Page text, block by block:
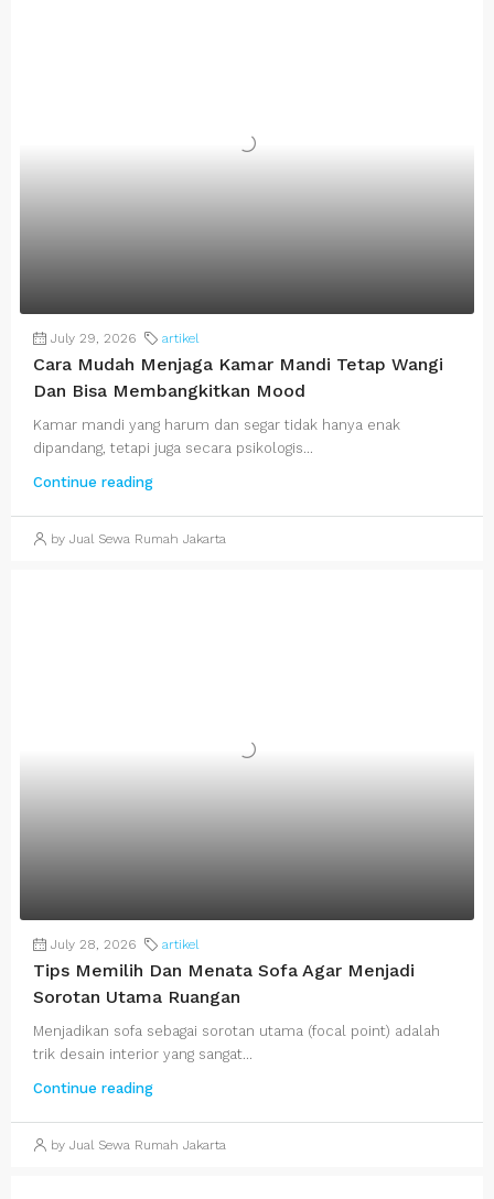
July 29, 2026 artikel
Cara Mudah Menjaga Kamar Mandi Tetap Wangi
Dan Bisa Membangkitkan Mood
Kamar mandi yang harum dan segar tidak hanya enak
dipandang, tetapi juga secara psikologis...
Continue reading
by Jual Sewa Rumah Jakarta
July 28, 2026 artikel
Tips Memilih Dan Menata Sofa Agar Menjadi
Sorotan Utama Ruangan
Menjadikan sofa sebagai sorotan utama (focal point) adalah
trik desain interior yang sangat...
Continue reading
by Jual Sewa Rumah Jakarta